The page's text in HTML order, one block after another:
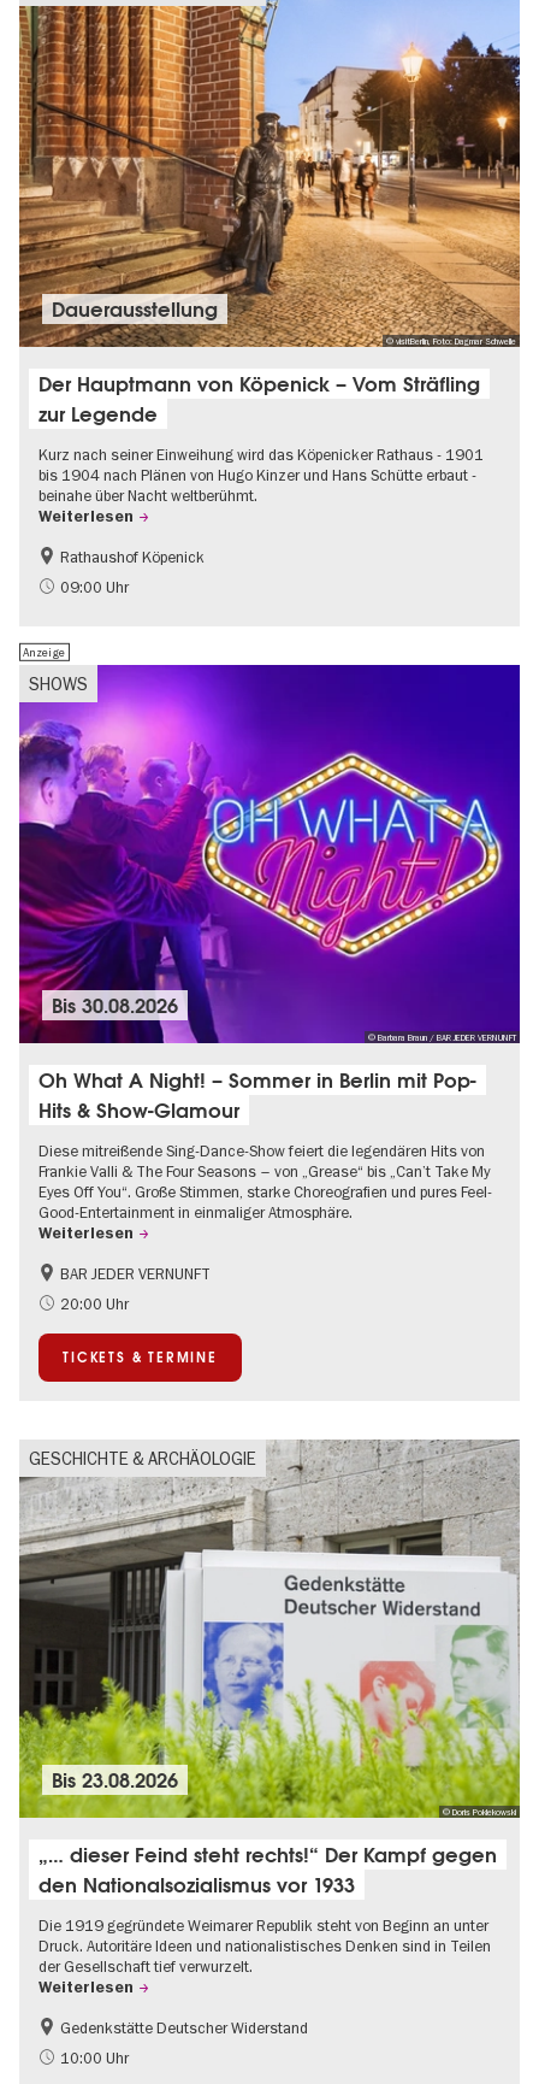
© visitBerlin, Foto: Dagmar Schwelle
Dauer­aus­stel­lung
Der Hauptmann von Köpenick – Vom Sträfling
zur Legende
Kurz nach seiner Einweihung wird das Köpenicker Rathaus - 1901
bis 1904 nach Plänen von Hugo Kinzer und Hans Schütte erbaut -
beinahe über Nacht weltberühmt.
Weiterlesen
Geschichte
Going local Berlin
Rathaushof Köpenick
09:00 Uhr
SHOWS
Anzeige
© Barbara Braun / BAR JEDER VERNUNFT
Bis30.08.2026
Oh What A Night! – Sommer in Berlin mit Pop-
Hits & Show-Glamour
Diese mitreißende Sing-Dance-Show feiert die legendären Hits von
Frankie Valli & The Four Seasons – von „Grease“ bis „Can’t Take My
Eyes Off You“. Große Stimmen, starke Choreografien und pures Feel-
Good-Entertainment in einmaliger Atmosphäre.
Weiterlesen
International
Kultursommer
BAR JEDER VERNUNFT
20:00 Uhr
TICKETS & TERMINE
GESCHICHTE & ARCHÄOLOGIE
© Doris Poklekowski
Bis23.08.2026
„… dieser Feind steht rechts!“ Der Kampf gegen
den Nationalsozialismus vor 1933
Die 1919 gegründete Weimarer Republik steht von Beginn an unter
Druck. Autoritäre Ideen und nationalistisches Denken sind in Teilen
der Gesellschaft tief verwurzelt.
Weiterlesen
Gratis
NS-Geschichte
Gedenkstätte Deutscher Widerstand
10:00 Uhr